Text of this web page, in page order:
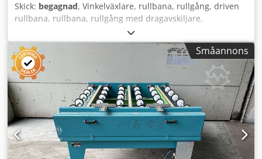
Skick: begagnad, Vinkelväxlare, rullbana, rullgång, driven
rullbana, rullbana, rullgång med dragavskiljare,
överlämningsstation Dkodpfx Agetrhmqover -Tillverkare:
Grenzebach, överlämningsstation rullbana typ WRS -
Drivning: SEW-Eurodrive 0,18 kW 1380/88 varv/min / 0,18
kW 71 varv/min -Delningsmått: 1500 mm -Transportlängd:
1250 mm -Axelavstånd: 250 mm -Rullavstånd: 250 mm -
Rullar: gummerade -Höj- och sänkbar: pneumatisk -
Bandtransportörslängd: 1400 mm / Bandavstånd 2x 480
mm -Antal: 1x överlämningsstation tillgänglig -
Transportmått: 1740/1550/H680 mm -Vikt: 410 kg
Småannons